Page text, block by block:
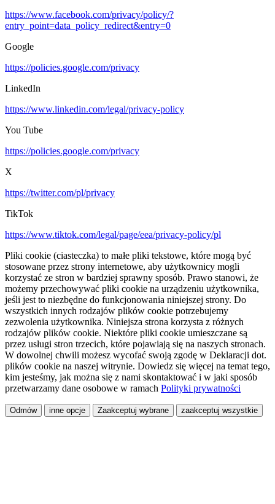
https://www.facebook.com/privacy/policy/?
entry_point=data_policy_redirect&entry=0
Google
https://policies.google.com/privacy
LinkedIn
https://www.linkedin.com/legal/privacy-policy
You Tube
https://policies.google.com/privacy
X
https://twitter.com/pl/privacy
TikTok
https://www.tiktok.com/legal/page/eea/privacy-policy/pl
Pliki cookie (ciasteczka) to małe pliki tekstowe, które mogą być
stosowane przez strony internetowe, aby użytkownicy mogli
korzystać ze stron w bardziej sprawny sposób. Prawo stanowi, że
możemy przechowywać pliki cookie na urządzeniu użytkownika,
jeśli jest to niezbędne do funkcjonowania niniejszej strony. Do
wszystkich innych rodzajów plików cookie potrzebujemy
zezwolenia użytkownika. Niniejsza strona korzysta z różnych
rodzajów plików cookie. Niektóre pliki cookie umieszczane są
przez usługi stron trzecich, które pojawiają się na naszych stronach.
W dowolnej chwili możesz wycofać swoją zgodę w Deklaracji dot.
plików cookie na naszej witrynie. Dowiedz się więcej na temat tego,
kim jesteśmy, jak można się z nami skontaktować i w jaki sposób
przetwarzamy dane osobowe w ramach Polityki prywatności
Odmów inne opcje Zaakceptuj wybrane zaakceptuj wszystkie